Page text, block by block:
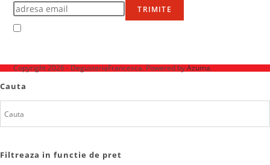
TRIMITE
Copyright 2026 - DegusteriaFrancesca. Powered byAzuma.
Cauta
Filtreaza in functie de pret